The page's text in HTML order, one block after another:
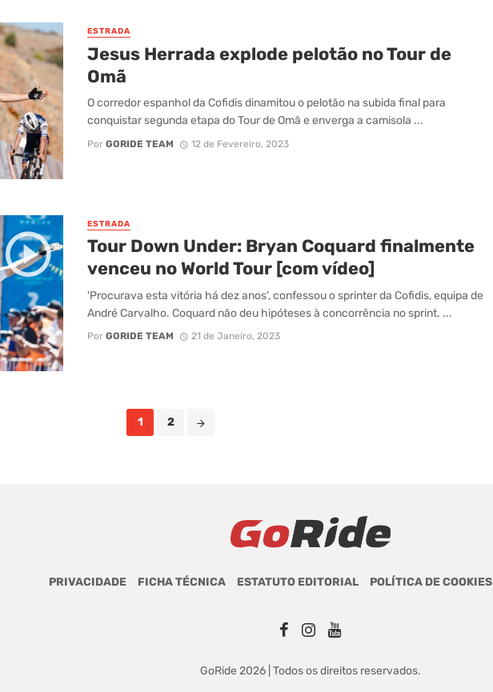
ESTRADA
Jesus Herrada explode pelotão no Tour de
Omã
O corredor espanhol da Cofidis dinamitou o pelotão na subida final para
conquistar segunda etapa do Tour de Omã e enverga a camisola ...
Por GORIDE TEAM 12 de Fevereiro, 2023
ESTRADA
Tour Down Under: Bryan Coquard finalmente
venceu no World Tour [com vídeo]
'Procurava esta vitória há dez anos', confessou o sprinter da Cofidis, equipa de
André Carvalho. Coquard não deu hipóteses à concorrência no sprint. ...
Por GORIDE TEAM 21 de Janeiro, 2023
1 2
PRIVACIDADE FICHA TÉCNICA ESTATUTO EDITORIAL POLÍTICA DE COOKIES
GoRide 2026 | Todos os direitos reservados.